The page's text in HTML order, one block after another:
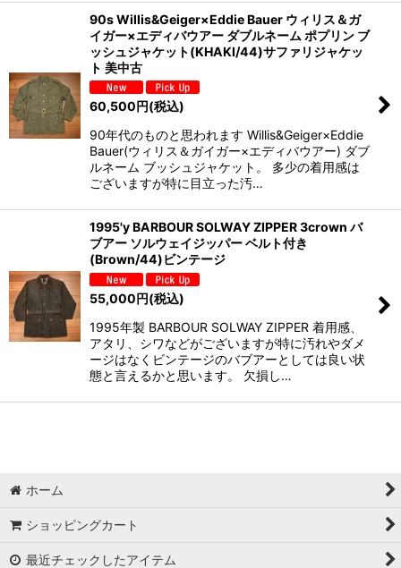
90s Willis&Geiger×Eddie Bauer ウィリス＆ガ
イガー×エディバウアー ダブルネーム ポプリン ブ
ッシュジャケット(KHAKI/44)サファリジャケッ
ト 美中古
60,500円(税込)
90年代のものと思われます Willis&Geiger×Eddie
Bauer(ウィリス＆ガイガー×エディバウアー) ダブ
ルネーム ブッシュジャケット。 多少の着用感は
ございますが特に目立った汚…
1995'y BARBOUR SOLWAY ZIPPER 3crown バ
ブアー ソルウェイジッパー ベルト付き
(Brown/44)ビンテージ
55,000円(税込)
1995年製 BARBOUR SOLWAY ZIPPER 着用感、
アタリ、シワなどがございますが特に汚れやダメ
ージはなくビンテージのバブアーとしては良い状
態と言えるかと思います。 欠損し…
ホーム
ショッピングカート
最近チェックしたアイテム